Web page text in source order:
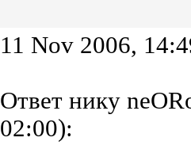
11 Nov 2006,
Ответ нику
02:00):